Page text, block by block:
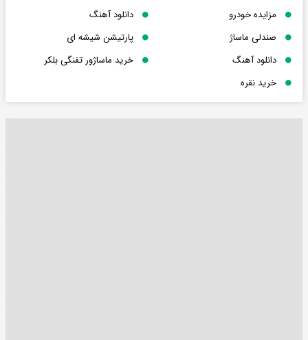
مزایده خودرو
دانلود آهنگ
صندلی ماساژ
پارتیشن شیشه ای
دانلود آهنگ
خرید ماساژور تفنگی بلکر
خرید نقره